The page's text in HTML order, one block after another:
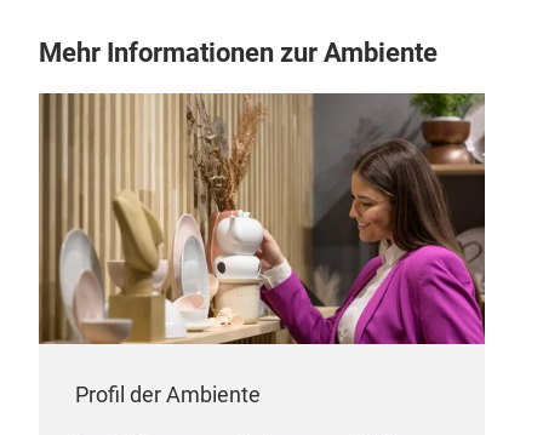
Mehr Informationen zur Ambiente
Profil der Ambiente